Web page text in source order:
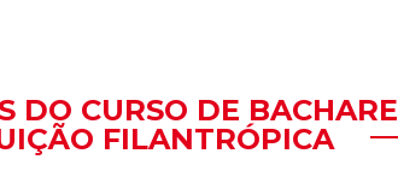
DO CURSO DE
FILANTRÓPICA